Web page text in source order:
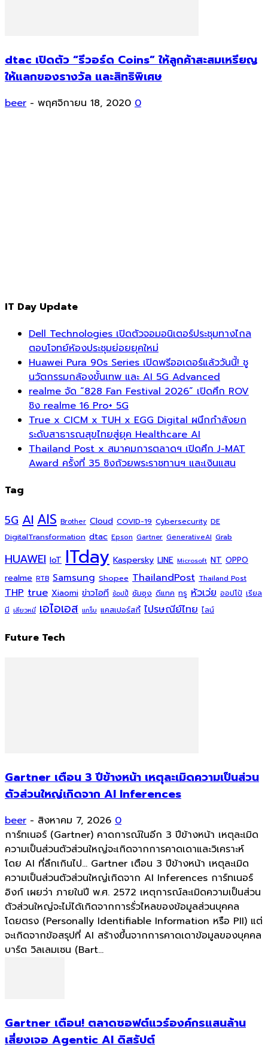
dtac เปิดตัว “รีวอร์ด Coins” ให้ลูกค้าสะสมเหรียญ
ให้แลกของรางวัล และสิทธิพิเศษ
beer - พฤศจิกายน 18, 2020 0
IT Day Update
Dell Technologies เปิดตัวจอมอนิเตอร์ประชุมทางไกล
ตอบโจทย์ห้องประชุมย่อยยุคใหม่
Huawei Pura 90s Series เปิดพรีออเดอร์แล้ววันนี้! ชู
นวัตกรรมกล้องขั้นเทพ และ AI 5G Advanced
realme จัด “828 Fan Festival 2026” เปิดศึก ROV
ชิง realme 16 Pro+ 5G
True x CICM x TUH x EGG Digital ผนึกกำลังยก
ระดับสาธารณสุขไทยสู่ยุค Healthcare AI
Thailand Post x สมาคมการตลาดฯ เปิดศึก J-MAT
Award ครั้งที่ 35 ชิงถ้วยพระราชทานฯ และเงินแสน
Tag
5G AI AIS Brother Cloud COVID-19 Cybersecurity DE
DigitalTransformation dtac Epson Gartner GenerativeAI Grab
HUAWEI IoT ITday Kaspersky LINE Microsoft NT OPPO
realme RTB Samsung Shopee ThailandPost Thailand Post
THP true Xiaomi ข่าวไอที ช้อปปี้ ซัมซุง ดีแทค ทรู หัวเว่ย ออปโป้ เรียล
มี เสียวหมี่ เอไอเอส แกร็บ แคสเปอร์สกี้ ไปรษณีย์ไทย ไลน์
Future Tech
Gartner เตือน 3 ปีข้างหน้า เหตุละเมิดความเป็นส่วน
ตัวส่วนใหญ่เกิดจาก AI Inferences
beer - สิงหาคม 7, 2026 0
การ์ทเนอร์ (Gartner) คาดการณ์ในอีก 3 ปีข้างหน้า เหตุละเมิด
ความเป็นส่วนตัวส่วนใหญ่จะเกิดจากการคาดเดาและวิเคราะห์
โดย AI ที่ลึกเกินไป... Gartner เตือน 3 ปีข้างหน้า เหตุละเมิด
ความเป็นส่วนตัวส่วนใหญ่เกิดจาก AI Inferences การ์ทเนอร์
อิงก์ เผยว่า ภายในปี พ.ศ. 2572 เหตุการณ์ละเมิดความเป็นส่วน
ตัวส่วนใหญ่จะไม่ได้เกิดจากการรั่วไหลของข้อมูลส่วนบุคคล
โดยตรง (Personally Identifiable Information หรือ PII) แต่
จะเกิดจากข้อสรุปที่ AI สร้างขึ้นจากการคาดเดาข้อมูลของบุคคล
บาร์ต วิลเลมเซน (Bart...
Gartner เตือน! ตลาดซอฟต์แวร์องค์กรแสนล้าน
เสี่ยงเจอ Agentic AI ดิสรัปต์